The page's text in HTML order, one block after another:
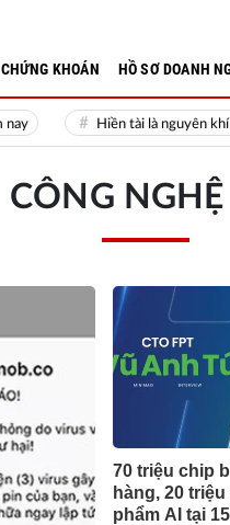
Hiền tài là nguyên khí
CHỨNG KHOÁN HỒ SƠ DOANH
CÔNG NGHỆ
70 triệu chip
hàng, 20
phẩm AI tại